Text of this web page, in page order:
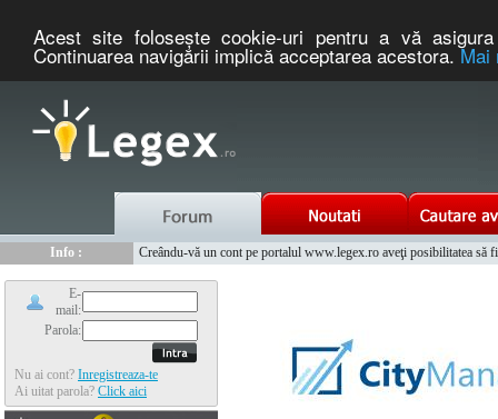
Acest site foloseşte cookie-uri pentru a vă
Continuarea navigării implică acceptarea acestora.Mai
Info :
Creându-vă un cont pe portalul www.legex.ro aveţi posibilitatea să
E-
mail:
Parola:
Nu ai cont? Inregistreaza-te
Ai uitat parola? Click aici